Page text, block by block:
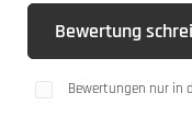
Bewertung
Bewertungen nur in